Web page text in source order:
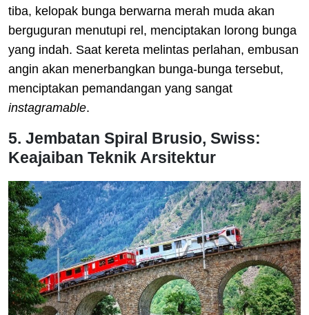
tiba, kelopak bunga berwarna merah muda akan
berguguran menutupi rel, menciptakan lorong bunga
yang indah. Saat kereta melintas perlahan, embusan
angin akan menerbangkan bunga-bunga tersebut,
menciptakan pemandangan yang sangat
instagramable.
5. Jembatan Spiral Brusio, Swiss:
Keajaiban Teknik Arsitektur